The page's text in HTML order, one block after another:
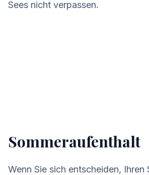
Sees nicht verpassen.
Sommeraufenthalt
Wenn Sie sich entscheiden, Ihren